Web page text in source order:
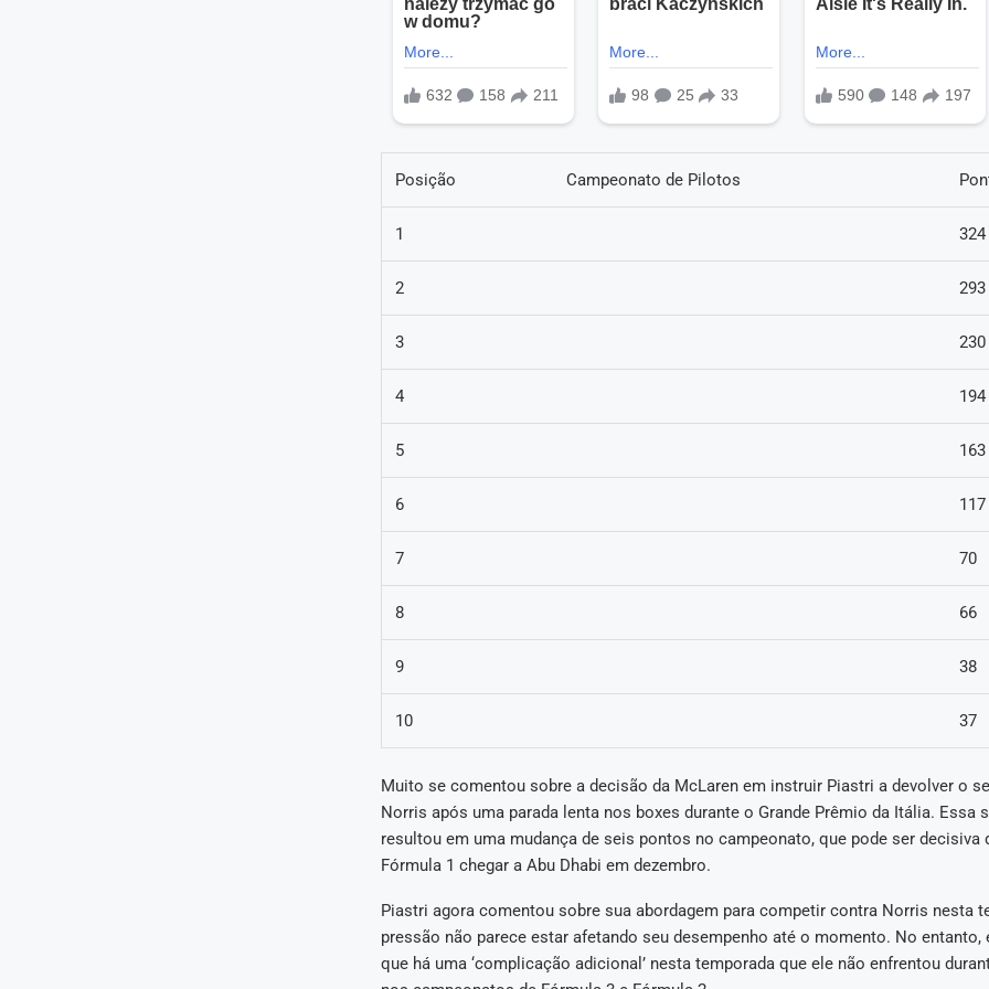
Posição Campeonato de Pilotos
1 324
2 293
3 230
4 194
5 163
6 117
7 70
8 66
9 38
10 37
Muito se comentou sobre a decisão da McLaren em instruir Piastri a devolver o
Norris após uma parada lenta nos boxes durante o Grande Prêmio da Itália. Essa
resultou em uma mudança de seis pontos no campeonato, que pode ser decisiva
Fórmula 1 chegar a Abu Dhabi em dezembro.
Piastri agora comentou sobre sua abordagem para competir contra Norris nesta
pressão não parece estar afetando seu desempenho até o momento. No entanto,
que há uma ‘complicação adicional’ nesta temporada que ele não enfrentou